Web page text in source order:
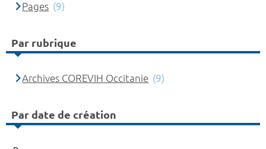
Pages (9)
Par rubrique
Archives COREVIH Occitanie (9)
Par date de création